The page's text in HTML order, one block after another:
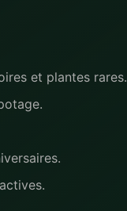
et plantes rares.